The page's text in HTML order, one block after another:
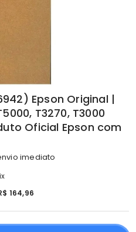
Epson Original |
T3270, T3000
Oficial Epson com
imediato
164,96